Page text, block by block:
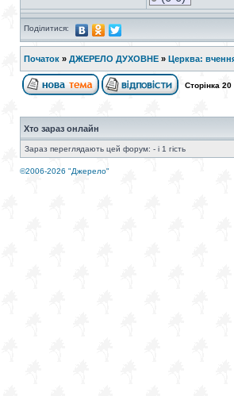
Поділитися:
Початок » ДЖЕРЕЛО ДУХОВНЕ » Церква:
Сторінка 20
Хто зараз онлайн
Зараз переглядають цей форум: - і 1 гість
©2006-2026 "Джерело"